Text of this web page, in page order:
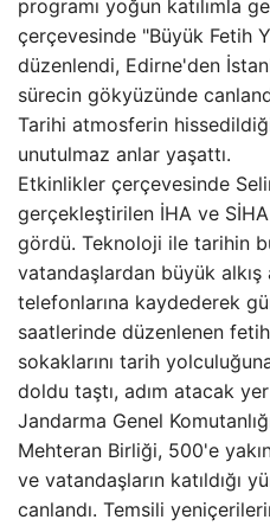
programı yoğun katılımla
çerçevesinde "Büyük Fetih
düzenlendi, Edirne'den
sürecin gökyüzünde
Tarihi atmosferin
unutulmaz anlar yaşattı.
Etkinlikler çerçevesinde
gerçekleştirilen İHA ve
gördü. Teknoloji ile tarihin
vatandaşlardan büyük alkış
telefonlarına kaydederek
saatlerinde düzenlenen
sokaklarını tarih
doldu taştı, adım atacak
Jandarma Genel
Mehteran Birliği, 500'e
ve vatandaşların katıldığı
canlandı. Temsili